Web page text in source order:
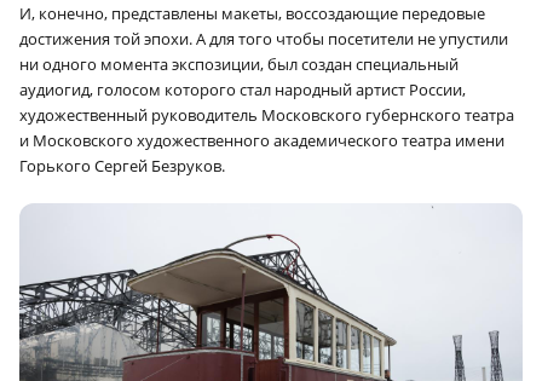
И, конечно, представлены макеты, воссоздающие передовые
достижения той эпохи. А для того чтобы посетители не упустили
ни одного момента экспозиции, был создан специальный
аудиогид, голосом которого стал народный артист России,
художественный руководитель Московского губернского театра
и Московского художественного академического театра имени
Горького Сергей Безруков.